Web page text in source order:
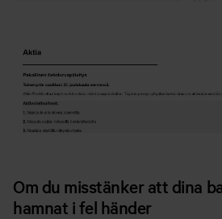
Om du misstänker att dina
hamnat i fel händer